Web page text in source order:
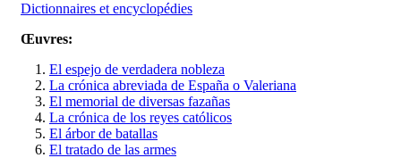
Dictionnaires et encyclopédies
Œuvres:
El espejo de verdadera nobleza
La crónica abreviada de España o Valeriana
El memorial de diversas fazañas
La crónica de los reyes católicos
El árbor de batallas
El tratado de las armes